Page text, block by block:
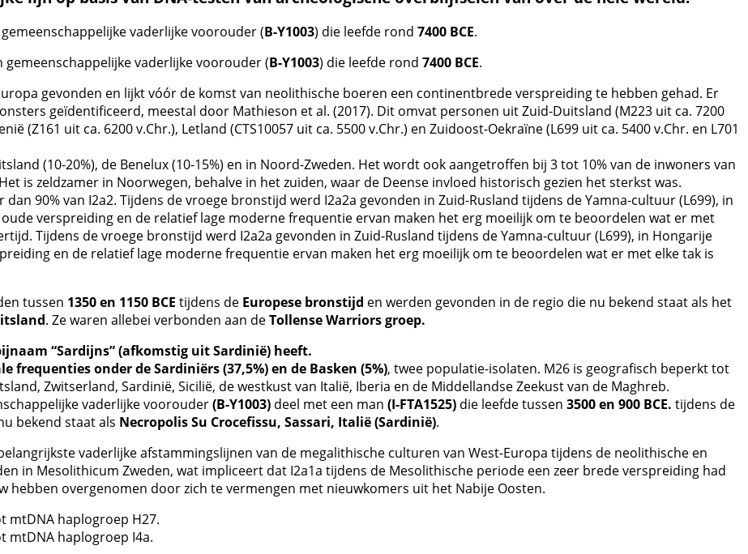
vaderlijke voorouder (B-Y1003) die leefde rond 7400 BCE.
gemeenschappelijke vaderlijke voorouder (B-Y1003) die leefde rond 7400 BCE.
gevonden en lijkt vóór de komst van neolithische boeren een continentbrede verspreiding te hebben gehad. Er
geïdentificeerd, meestal door Mathieson et al. (2017). Dit omvat personen uit Zuid-Duitsland (M223 uit ca. 7200
(Z161 uit ca. 6200 v.Chr.), Letland (CTS10057 uit ca. 5500 v.Chr.) en Zuidoost-Oekraïne (L699 uit ca. 5400 v.Chr. en L701
(10-20%), de Benelux (10-15%) en in Noord-Zweden. Het wordt ook aangetroffen bij 3 tot 10% van de inwoners van
is zeldzamer in Noorwegen, behalve in het zuiden, waar de Deense invloed historisch gezien het sterkst was.
90% van I2a2. Tijdens de vroege bronstijd werd I2a2a gevonden in Zuid-Rusland tijdens de Yamna-cultuur (L699), in
oude verspreiding en de relatief lage moderne frequentie ervan maken het erg moeilijk om te beoordelen wat er met
Tijdens de vroege bronstijd werd I2a2a gevonden in Zuid-Rusland tijdens de Yamna-cultuur (L699), in Hongarije
en de relatief lage moderne frequentie ervan maken het erg moeilijk om te beoordelen wat er met elke tak is
tussen 1350 en 1150 BCE tijdens de Europese bronstijd en werden gevonden in de regio die nu bekend staat als het
. Ze waren allebei verbonden aan deTollense Warriors groep.
“Sardijns” (afkomstig uit Sardinië) heeft.
frequenties onder de Sardiniërs (37,5%) en de Basken (5%), twee populatie-isolaten. M26 is geografisch beperkt tot
Zwitserland, Sardinië, Sicilië, de westkust van Italië, Iberia en de Middellandse Zeekust van de Maghreb.
vaderlijke voorouder(B-Y1003) deel met een man (I-FTA1525) die leefde tussen 3500 en 900 BCE. tijdens de
bekend staat als Necropolis Su Crocefissu, Sassari, Italië (Sardinië).
vaderlijke afstammingslijnen van de megalithische culturen van West-Europa tijdens de neolithische en
in Mesolithicum Zweden, wat impliceert dat I2a1a tijdens de Mesolithische periode een zeer brede verspreiding had
hebben overgenomen door zich te vermengen met nieuwkomers uit het Nabije Oosten.
mtDNA haplogroep H27.
mtDNA haplogroep I4a.